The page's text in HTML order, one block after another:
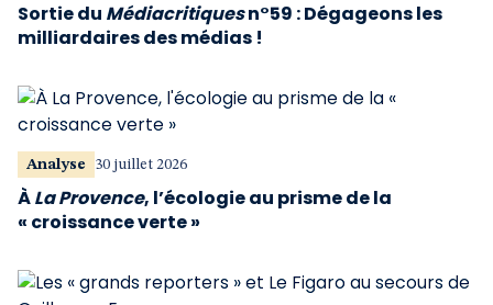
Sortie du Médiacritiquesn°59 : Dégageons les
milliardaires des médias !
Analyse 30 juillet 2026
ÀLa Provence, l’écologie au prisme de la
« croissance verte »